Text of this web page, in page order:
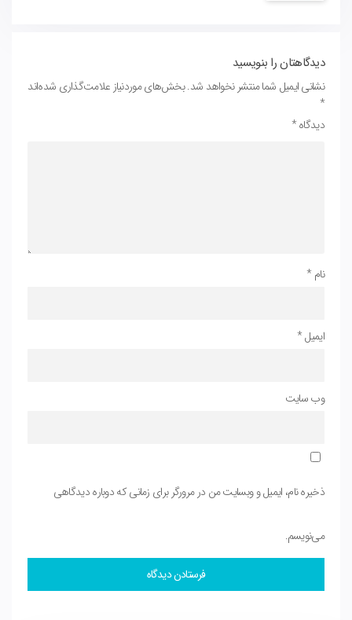
دیدگاهتان را بنویسید
نشانی ایمیل شما منتشر نخواهد شد.بخش‌های موردنیاز علامت‌گذاری شده‌اند
*
دیدگاه*
نام *
ایمیل*
وب‌ سایت
ذخیره نام، ایمیل و وبسایت من در مرورگر برای زمانی که دوباره دیدگاهی
می‌نویسم.